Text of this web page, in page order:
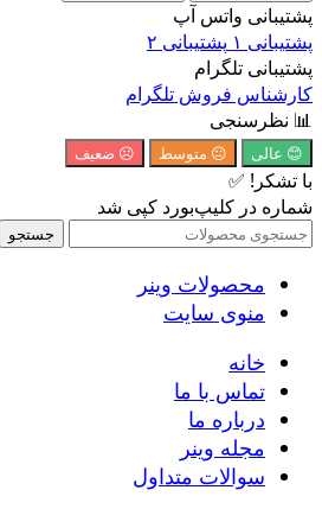
پشتیبانی واتس آپ
پشتیبانی ۱
پشتیبانی ۲
پشتیبانی تلگرام
کارشناس فروش تلگرام
📊 نظرسنجی
😊 عالی 😐 متوسط ☹️ ضعیف
با تشکر! ✅
شماره در کلیپ‌بورد کپی شد
جستجو
محصولات وینر
منوی سایت
خانه
تماس با ما
درباره ما
مجله وینر
سوالات متداول